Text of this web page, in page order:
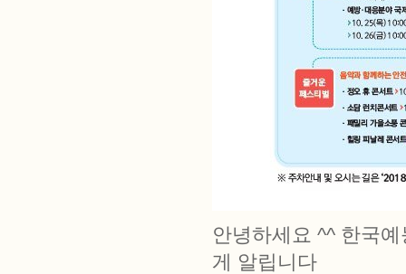
안녕하세요 ^^ 한국
게 알립니다